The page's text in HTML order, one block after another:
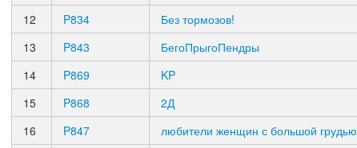
12
P834 Без тормозов!
13
P843 БегоПрыгоПендры
14
P869 KP
15
P868 2Д
16
P847 любители женщин с большой грудью